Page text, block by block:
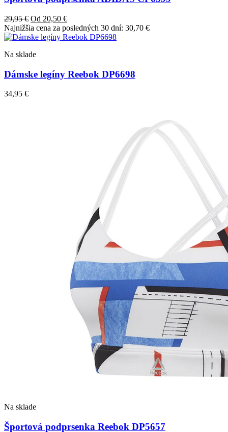
29,95€ Od 20,50 €
Najnižšia cena za posledných 30 dní: 30,70 €
Na sklade
Dámske legíny Reebok DP6698
34,95 €
Na sklade
Športová podprsenka Reebok DP5657